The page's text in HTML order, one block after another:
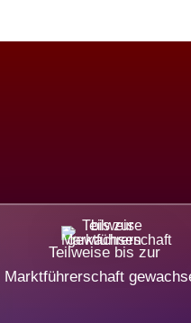
Teilweise bis zur
Marktführerschaft